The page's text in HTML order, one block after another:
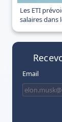
Les ETI
salaires dans
Email